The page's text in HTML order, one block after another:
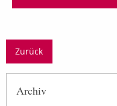
Zurück
Archiv